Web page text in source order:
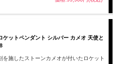
ケットペンダント シルバー カメオ 天使と
を施したストーンカメオが付いたロケット